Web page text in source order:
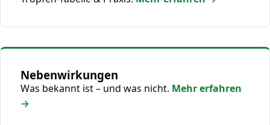
Nebenwirkungen
Was bekannt ist – und was nicht. Mehr erfahren
→